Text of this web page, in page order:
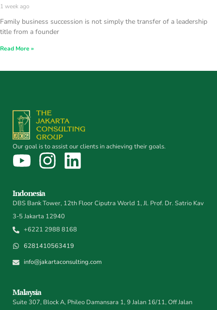
1 week ago
Family business succession is not simply the transfer of a leadership
title from a founder
Read More »
Our goal is to assist our clients in achieving their goals.
Indonesia
DBS Bank Tower, 12th Floor Ciputra World 1, Jl. Prof. Dr. Satrio Kav
3-5 Jakarta 12940
+6221 2988 8168
6281410563419
info@jakartaconsulting.com
Malaysia
Suite 307, Block A, Phileo Damansara 1, 9 Jalan 16/11, Off Jalan